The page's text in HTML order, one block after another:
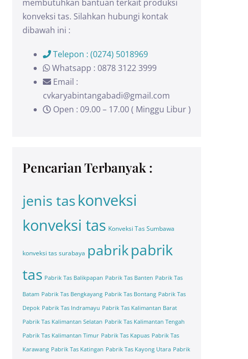
membutuhkan bantuan terkait produksi
konveksi tas. Silahkan hubungi kontak
dibawah ini :
Telepon : (0274) 5018969
Whatsapp : 0878 3122 3999
Email :
cvkaryabintangabadi@gmail.com
Open : 09.00 – 17.00 ( Minggu Libur )
Pencarian Terbanyak :
jenis taskonveksi
konveksi tas Konveksi Tas Sumbawa
konveksi tas surabaya pabrikpabrik
tas Pabrik Tas Balikpapan Pabrik Tas Banten Pabrik Tas
Batam Pabrik Tas Bengkayang Pabrik Tas Bontang Pabrik Tas
Depok Pabrik Tas Indramayu Pabrik Tas Kalimantan Barat
Pabrik Tas Kalimantan Selatan Pabrik Tas Kalimantan Tengah
Pabrik Tas Kalimantan Timur Pabrik Tas Kapuas Pabrik Tas
Karawang Pabrik Tas Katingan Pabrik Tas Kayong Utara Pabrik